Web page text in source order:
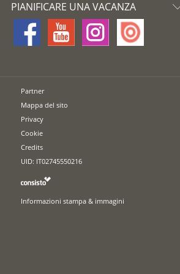
PIANIFICARE UNA VACANZA
Partner
Mappa del sito
Privacy
Cookie
Credits
UID: IT02745550216
Informazioni stampa & immagini